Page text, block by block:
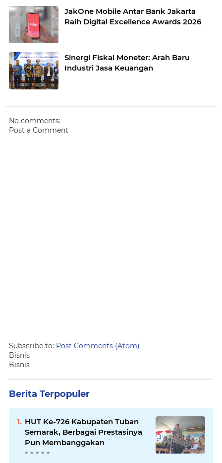
JakOne Mobile Antar Bank Jakarta
Raih Digital Excellence Awards 2026
Sinergi Fiskal Moneter: Arah Baru
Industri Jasa Keuangan
No comments:
Post a Comment
Subscribe to: Post Comments (Atom)
Bisnis
Bisnis
Berita Terpopuler
HUT Ke-726 Kabupaten Tuban
Semarak, Berbagai Prestasinya
Pun Membanggakan